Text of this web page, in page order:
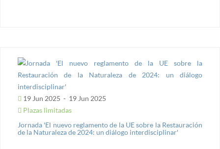
19 Jun 2025 - 19 Jun 2025
Plazas limitadas
Jornada 'El nuevo reglamento de la UE sobre la Restauración
de la Naturaleza de 2024: un diálogo interdisciplinar'